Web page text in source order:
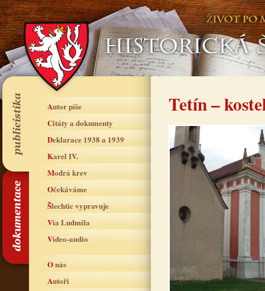
Autor píše
Citáty a dokumenty
Deklarace 1938 a 1939
Karel IV.
Modrá krev
Očekáváme
Šlechtic vypravuje
Via Ludmila
Video-audio
O nás
Autoři
Tetín –